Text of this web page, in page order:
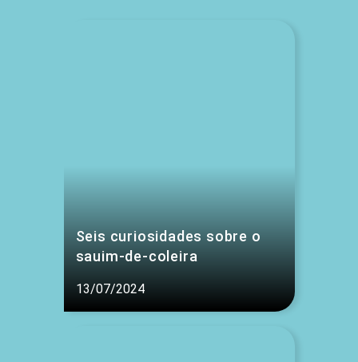
Seis curiosidades sobre o
sauim-de-coleira
13/07/2024